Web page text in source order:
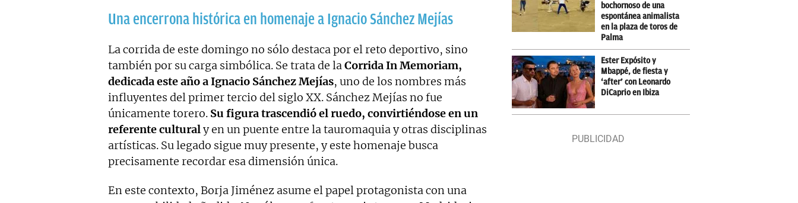
Una encerrona histórica en homenaje a Ignacio Sánchez Mejías
La corrida de este domingo no sólo destaca por el reto deportivo, sino
también por su carga simbólica. Se trata de laCorrida In Memoriam,
dedicada este año a Ignacio Sánchez Mejías, uno de los nombres más
influyentes del primer tercio del siglo XX. Sánchez Mejías no fue
únicamente torero. Su figura trascendió el ruedo, convirtiéndose en un
referente culturaly en un puente entre la tauromaquia y otras disciplinas
artísticas. Su legado sigue muy presente, y este homenaje busca
precisamente recordar esa dimensión única.
En este contexto, Borja Jiménez asume el papel protagonista con una
bochornoso de una
espontánea animalista
en la plaza de toros de
Palma
Ester Expósito y
Mbappé, de fiesta y
‘after’ con Leonardo
DiCaprio en Ibiza